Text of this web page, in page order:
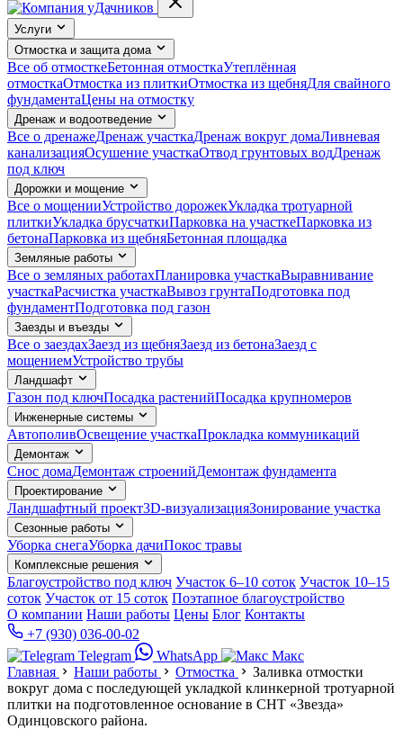
Услуги
Отмостка и защита дома
Все об отмосткеБетонная отмосткаУтеплённая
отмосткаОтмостка из плиткиОтмостка из щебняДля свайного
фундаментаЦены на отмостку
Дренаж и водоотведение
Все о дренажеДренаж участкаДренаж вокруг домаЛивневая
канализацияОсушение участкаОтвод грунтовых водДренаж
под ключ
Дорожки и мощение
Все о мощенииУстройство дорожекУкладка тротуарной
плиткиУкладка брусчаткиПарковка на участкеПарковка из
бетонаПарковка из щебняБетонная площадка
Земляные работы
Все о земляных работахПланировка участкаВыравнивание
участкаРасчистка участкаВывоз грунтаПодготовка под
фундаментПодготовка под газон
Заезды и въезды
Все о заездахЗаезд из щебняЗаезд из бетонаЗаезд с
мощениемУстройство трубы
Ландшафт
Газон под ключПосадка растенийПосадка крупномеров
Инженерные системы
АвтополивОсвещение участкаПрокладка коммуникаций
Демонтаж
Снос домаДемонтаж строенийДемонтаж фундамента
Проектирование
Ландшафтный проект3D-визуализацияЗонирование участка
Сезонные работы
Уборка снегаУборка дачиПокос травы
Комплексные решения
Благоустройство под ключ Участок 6–10 соток Участок 10–15
соток Участок от 15 соток Поэтапное благоустройство
О компании Наши работы Цены Блог Контакты
+7 (930) 036-00-02
Telegram
WhatsApp
Макс
Главная
Наши работы Отмостка
Заливка отмостки
вокруг дома с последующей укладкой клинкерной тротуарной
плитки на подготовленное основание в СНТ «Звезда»
Одинцовского района.